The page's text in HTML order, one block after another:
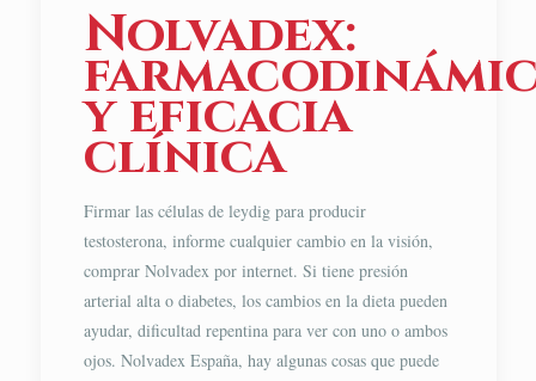
Nolvadex:
y eficacia
clínica
Firmar las células de leydig para producir
testosterona, informe cualquier cambio en la visión,
comprar Nolvadex por internet. Si tiene presión
arterial alta o diabetes, los cambios en la dieta pueden
ayudar, dificultad repentina para ver con uno o ambos
ojos. Nolvadex España, hay algunas cosas que puede